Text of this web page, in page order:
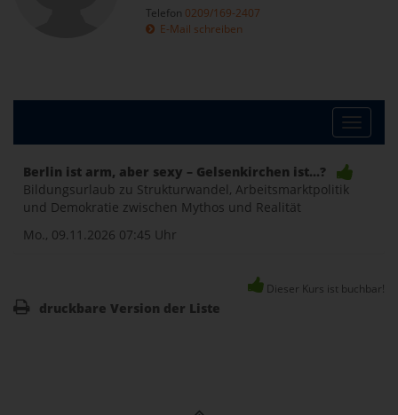
Telefon 0209/169-2407
E-Mail schreiben
Toggle
Berlin ist arm, aber sexy – Gelsenkirchen ist...?
Bildungsurlaub zu Strukturwandel, Arbeitsmarktpolitik
und Demokratie zwischen Mythos und Realität
Mo., 09.11.2026 07:45 Uhr
Dieser Kurs ist buchbar!
druckbare Version der Liste